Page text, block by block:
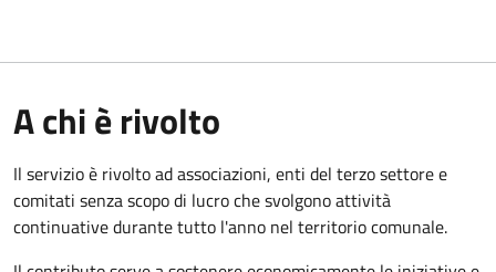
A chi è rivolto
Il servizio è rivolto ad associazioni, enti del terzo settore e
comitati senza scopo di lucro che svolgono attività
continuative durante tutto l'anno nel territorio comunale.